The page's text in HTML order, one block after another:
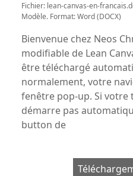
Fichier: lean-canvas-en-
Modèle. Format: Word (DOCX)
Bienvenue chez Neos
modifiable de Lean
être téléchargé
normalement, votre
fenêtre pop-up. Si votre
démarre pas
button de